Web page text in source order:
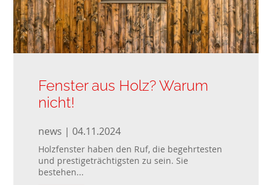
Fenster aus Holz? Warum
nicht!
news | 04.11.2024
Holzfenster haben den Ruf, die begehrtesten
und prestigeträchtigsten zu sein. Sie
bestehen...